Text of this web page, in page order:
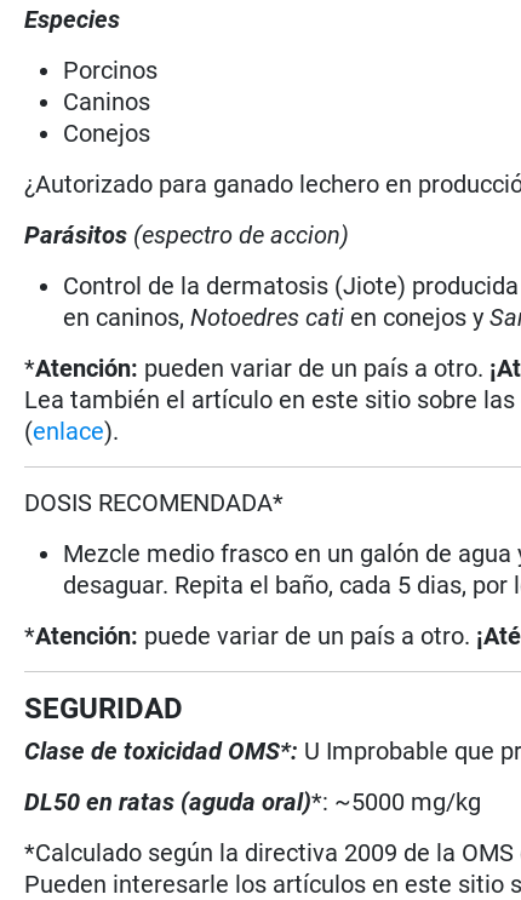
Especies
Porcinos
Caninos
Conejos
¿Autorizado para ganado lechero en
Parásitos (espectro de accion)
Control de la dermatosis (Jiote)
en caninos,Notoedres cati en conejos y
*Atención: pueden variar de un país a otro.
Lea también el artículo en este sitio sobre
(enlace).
DOSIS RECOMENDADA*
Mezcle medio frasco en un galón de
desaguar. Repita el baño, cada 5 dias,
*Atención: puede variar de un país a otro.
SEGURIDAD
Clase de toxicidad OMS*: U Improbable que
DL50 en ratas (aguda oral)*: ~5000 mg/kg
*Calculado según la directiva 2009 de la
Pueden interesarle los artículos en este sitio